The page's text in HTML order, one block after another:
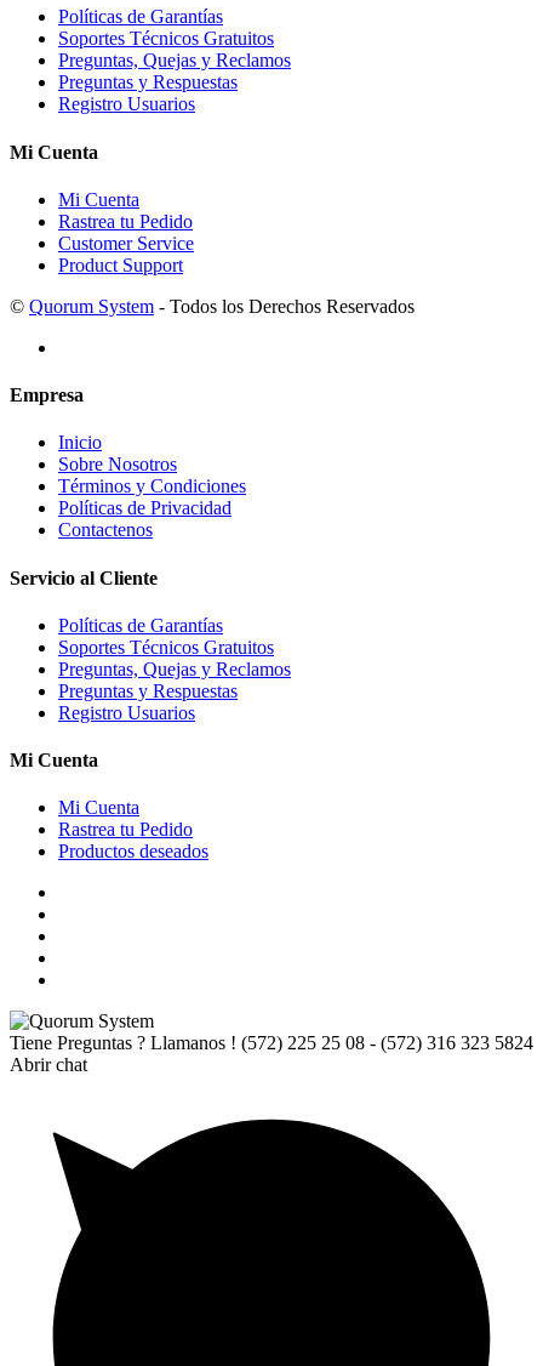
Políticas de Garantías
Soportes Técnicos Gratuitos
Preguntas, Quejas y Reclamos
Preguntas y Respuestas
Registro Usuarios
Mi Cuenta
Mi Cuenta
Rastrea tu Pedido
Customer Service
Product Support
© Quorum System - Todos los Derechos Reservados
Empresa
Inicio
Sobre Nosotros
Términos y Condiciones
Políticas de Privacidad
Contactenos
Servicio al Cliente
Políticas de Garantías
Soportes Técnicos Gratuitos
Preguntas, Quejas y Reclamos
Preguntas y Respuestas
Registro Usuarios
Mi Cuenta
Mi Cuenta
Rastrea tu Pedido
Productos deseados
Tiene Preguntas ? Llamanos ! (572) 225 25 08 - (572) 316 323 5824
Abrir chat